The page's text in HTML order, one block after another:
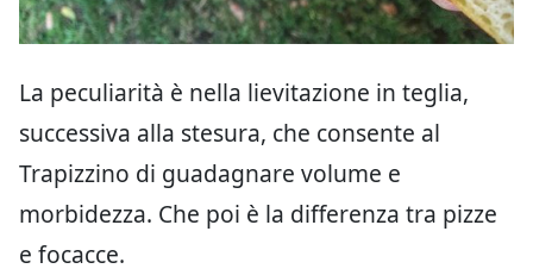
La peculiarità è nella lievitazione in teglia,
successiva alla stesura, che consente al
Trapizzino di guadagnare volume e
morbidezza. Che poi è la differenza tra pizze
e focacce.